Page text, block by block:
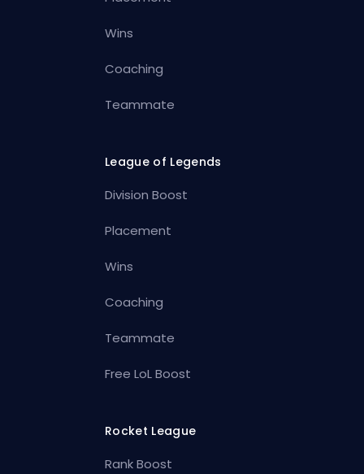
Wins
Coaching
Teammate
League of Legends
Division Boost
Placement
Wins
Coaching
Teammate
Free LoL Boost
Rocket League
Rank Boost